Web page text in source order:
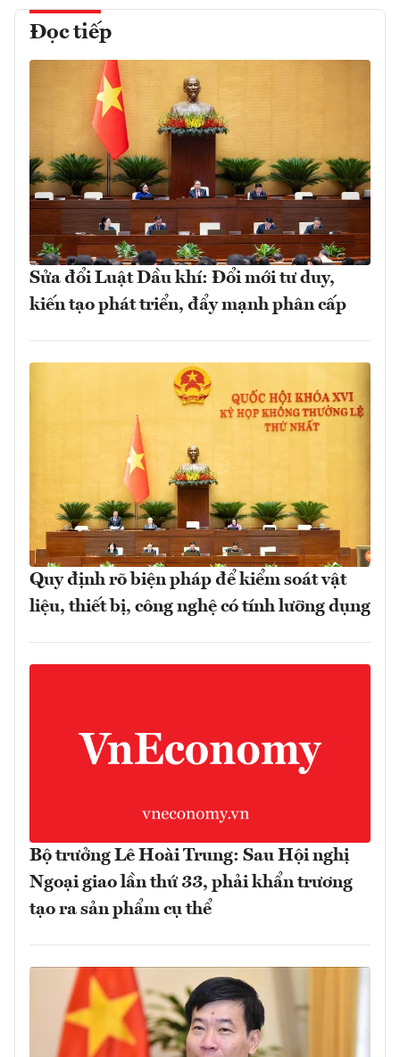
Đọc tiếp
Sửa đổi Luật Dầu khí: Đổi mới tư duy,
kiến tạo phát triển, đẩy mạnh phân cấp
Quy định rõ biện pháp để kiểm soát vật
liệu, thiết bị, công nghệ có tính lưỡng dụng
Bộ trưởng Lê Hoài Trung: Sau Hội nghị
Ngoại giao lần thứ 33, phải khẩn trương
tạo ra sản phẩm cụ thể